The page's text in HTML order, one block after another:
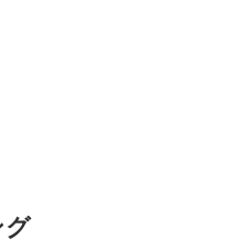
グ